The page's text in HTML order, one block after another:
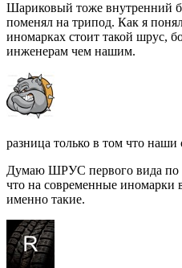
Шариковый тоже внутренний
поменял на трипод. Как я
иномарках стоит такой шрус,
инженерам чем нашим.
разница только в том что наши
Думаю ШРУС первого вида по
что на современные
именно такие.